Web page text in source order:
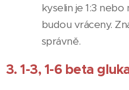
kyselin je 1:3
budou vráceny.
správně.
3. 1-3, 1-6 beta